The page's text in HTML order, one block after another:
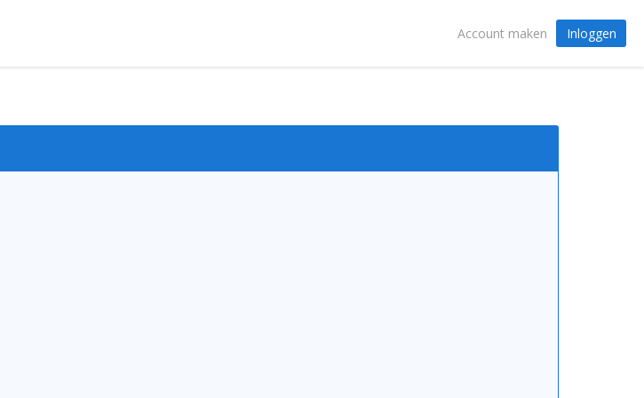
Account maken Inloggen